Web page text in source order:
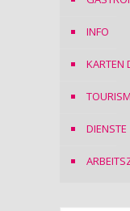
INFO
KARTEN
DIENSTE